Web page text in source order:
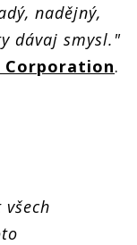
nadějný,
dávaj smysl."
Corporation.